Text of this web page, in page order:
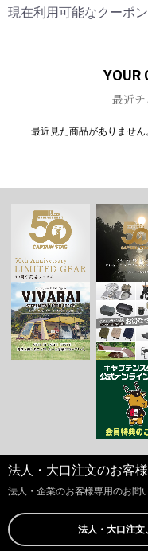
現在利用可能なクーポ
YOUR
最近チ
最近見た商品がありません
法人・大口注文のお客
法人・企業のお客様専用のお問
法人・大口注文